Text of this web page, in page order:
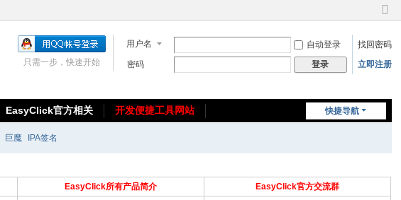
切
到
窄
用户名 自动登录
找回密码
密码
登录 立即注册
只需一步，快速开始
快捷导航
EasyClick官方相关
开发便捷工具网站
巨魔 IPA签名
EasyClick所有产品简介
EasyClick官方交流群